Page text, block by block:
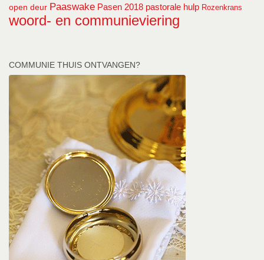
open deur Paaswake Pasen 2018 pastorale hulp Rozenkrans
woord- en communieviering
COMMUNIE THUIS ONTVANGEN?